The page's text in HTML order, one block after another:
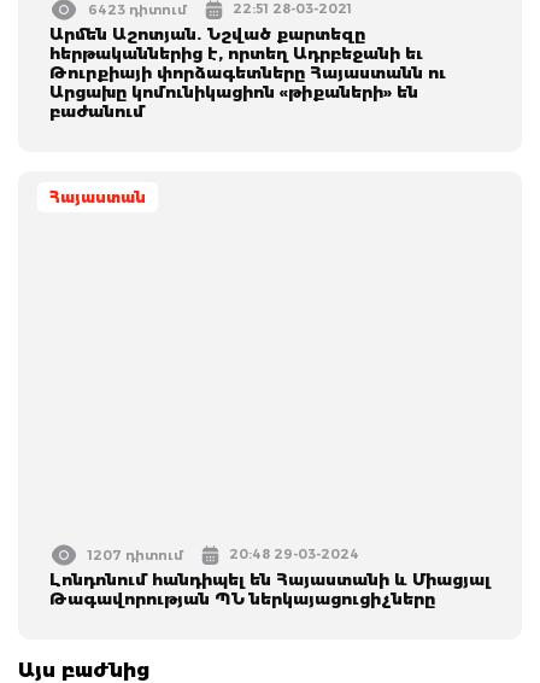
6423 դիտում 22:51 28-03-2021
Արմեն Աշոտյան. Նշված քարտեզը
հերթականներից է, որտեղ Ադրբեջանի եւ
Թուրքիայի փորձագետները Հայաստանն ու
Արցախը կոմունիկացիոն «թիքաների» են
բաժանում
Հայաստան
1207 դիտում 20:48 29-03-2024
Լոնդոնում հանդիպել են Հայաստանի և Միացյալ
Թագավորության ՊՆ ներկայացուցիչները
Այս բաժնից